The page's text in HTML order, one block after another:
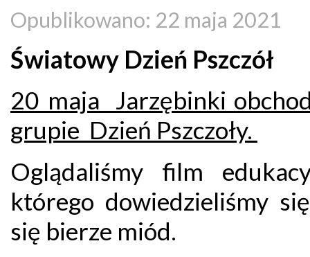
Opublikowano: 22 maja 2021
Światowy Dzień
20 maja Jarzębinki
grupie Dzień Pszczoły.
Oglądaliśmy film
którego dowiedzieliśmy
się bierze miód.